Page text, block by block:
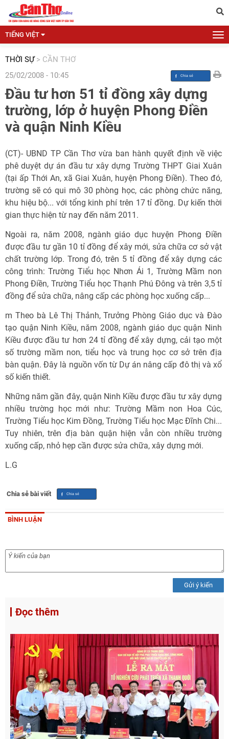
TIẾNG VIỆT
THỜI SỰ > CẦN THƠ
25/02/2008 - 10:45
Đầu tư hơn 51 tỉ đồng xây dựng
trường, lớp ở huyện Phong Điền
và quận Ninh Kiều
(CT)- UBND TP Cần Thơ vừa ban hành quyết định về việc
phê duyệt dự án đầu tư xây dựng Trường THPT Giai Xuân
(tại ấp Thới An, xã Giai Xuân, huyện Phong Điền). Theo đó,
trường sẽ có qui mô 30 phòng học, các phòng chức năng,
khu hiệu bộ... với tổng kinh phí trên 17 tỉ đồng. Dự kiến thời
gian thực hiện từ nay đến năm 2011.
Ngoài ra, năm 2008, ngành giáo dục huyện Phong Điền
được đầu tư gần 10 tỉ đồng để xây mới, sửa chữa cơ sở vật
chất trường lớp. Trong đó, trên 5 tỉ đồng để xây dựng các
công trình: Trường Tiểu học Nhơn Ái 1, Trường Mầm non
Phong Điền, Trường Tiểu học Thạnh Phú Đông và trên 3,5 tỉ
đồng để sửa chữa, nâng cấp các phòng học xuống cấp...
m Theo bà Lê Thị Thảnh, Trưởng Phòng Giáo dục và Đào
tạo quận Ninh Kiều, năm 2008, ngành giáo dục quận Ninh
Kiều được đầu tư hơn 24 tỉ đồng để xây dựng, cải tạo một
số trường mầm non, tiểu học và trung học cơ sở trên địa
bàn quận. Đây là nguồn vốn từ Dự án nâng cấp đô thị và xổ
số kiến thiết.
Những năm gần đây, quận Ninh Kiều được đầu tư xây dựng
nhiều trường học mới như: Trường Mầm non Hoa Cúc,
Trường Tiểu học Kim Đồng, Trường Tiểu học Mạc Đĩnh Chi...
Tuy nhiên, trên địa bàn quận hiện vẫn còn nhiều trường
xuống cấp, nhỏ hẹp cần được sửa chữa, xây dựng mới.
L.G
Chia sẻ bài viết
BÌNH LUẬN
Gửi ý kiến
Đọc thêm